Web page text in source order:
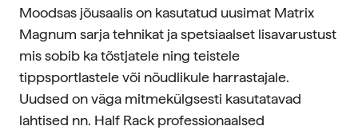
Moodsas jõusaalis on kasutatud uusimat Matrix
Magnum sarja tehnikat ja spetsiaalset lisavarustust
mis sobib ka tõstjatele ning teistele
tippsportlastele või nõudlikule harrastajale.
Uudsed on väga mitmekülgsesti kasutatavad
lahtised nn. Half Rack professionaalsed